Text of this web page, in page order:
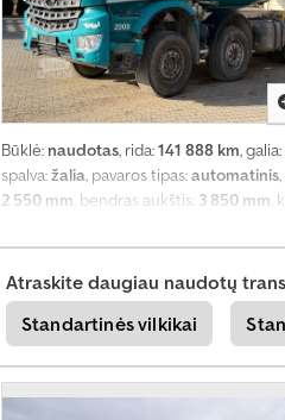
Būklė: naudotas, rida:141 888 km, galia:
spalva:žalia, pavaros tipas:automatinis
2 550 mm, bendras aukštis: 3 850 mm,
užraktas, diferencialo užraktas,
kondicionavimas,
Atraskite daugiau naudotų
Standartinės vilkikai